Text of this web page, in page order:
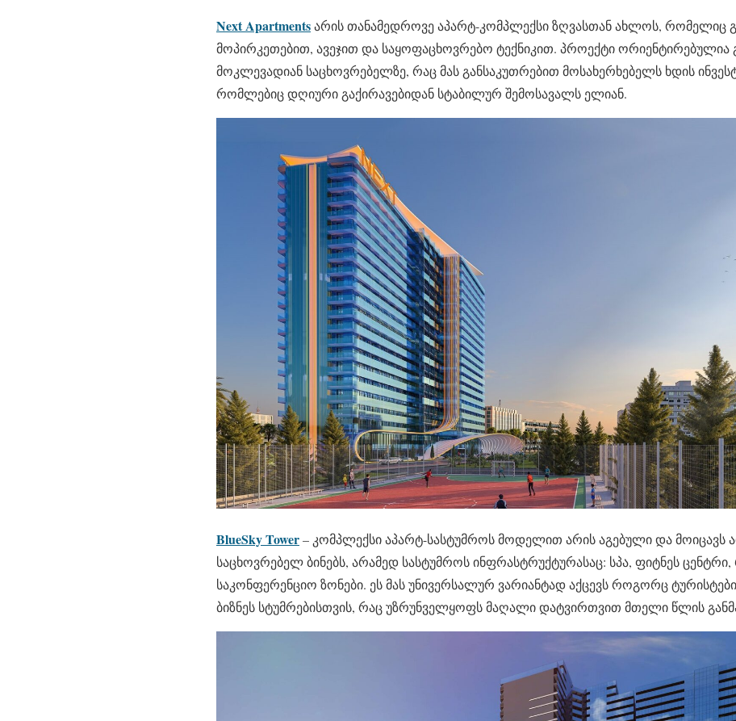
Next Apartmentsარის თანამედროვე აპარტ-კომპლექსი ზღვასთან ახლოს, რომელიც
მოპირკეთებით, ავეჯით და საყოფაცხოვრებო ტექნიკით. პროექტი ორიენტირებულია
მოკლევადიან საცხოვრებელზე, რაც მას განსაკუთრებით მოსახერხებელს ხდის
რომლებიც დღიური გაქირავებიდან სტაბილურ შემოსავალს ელიან.
BlueSky Tower– კომპლექსი აპარტ-სასტუმროს მოდელით არის აგებული და
საცხოვრებელ ბინებს, არამედ სასტუმროს ინფრასტრუქტურასაც: სპა, ფიტნეს
საკონფერენციო ზონები. ეს მას უნივერსალურ ვარიანტად აქცევს როგორც
ბიზნეს სტუმრებისთვის, რაც უზრუნველყოფს მაღალი დატვირთვით მთელი წლის